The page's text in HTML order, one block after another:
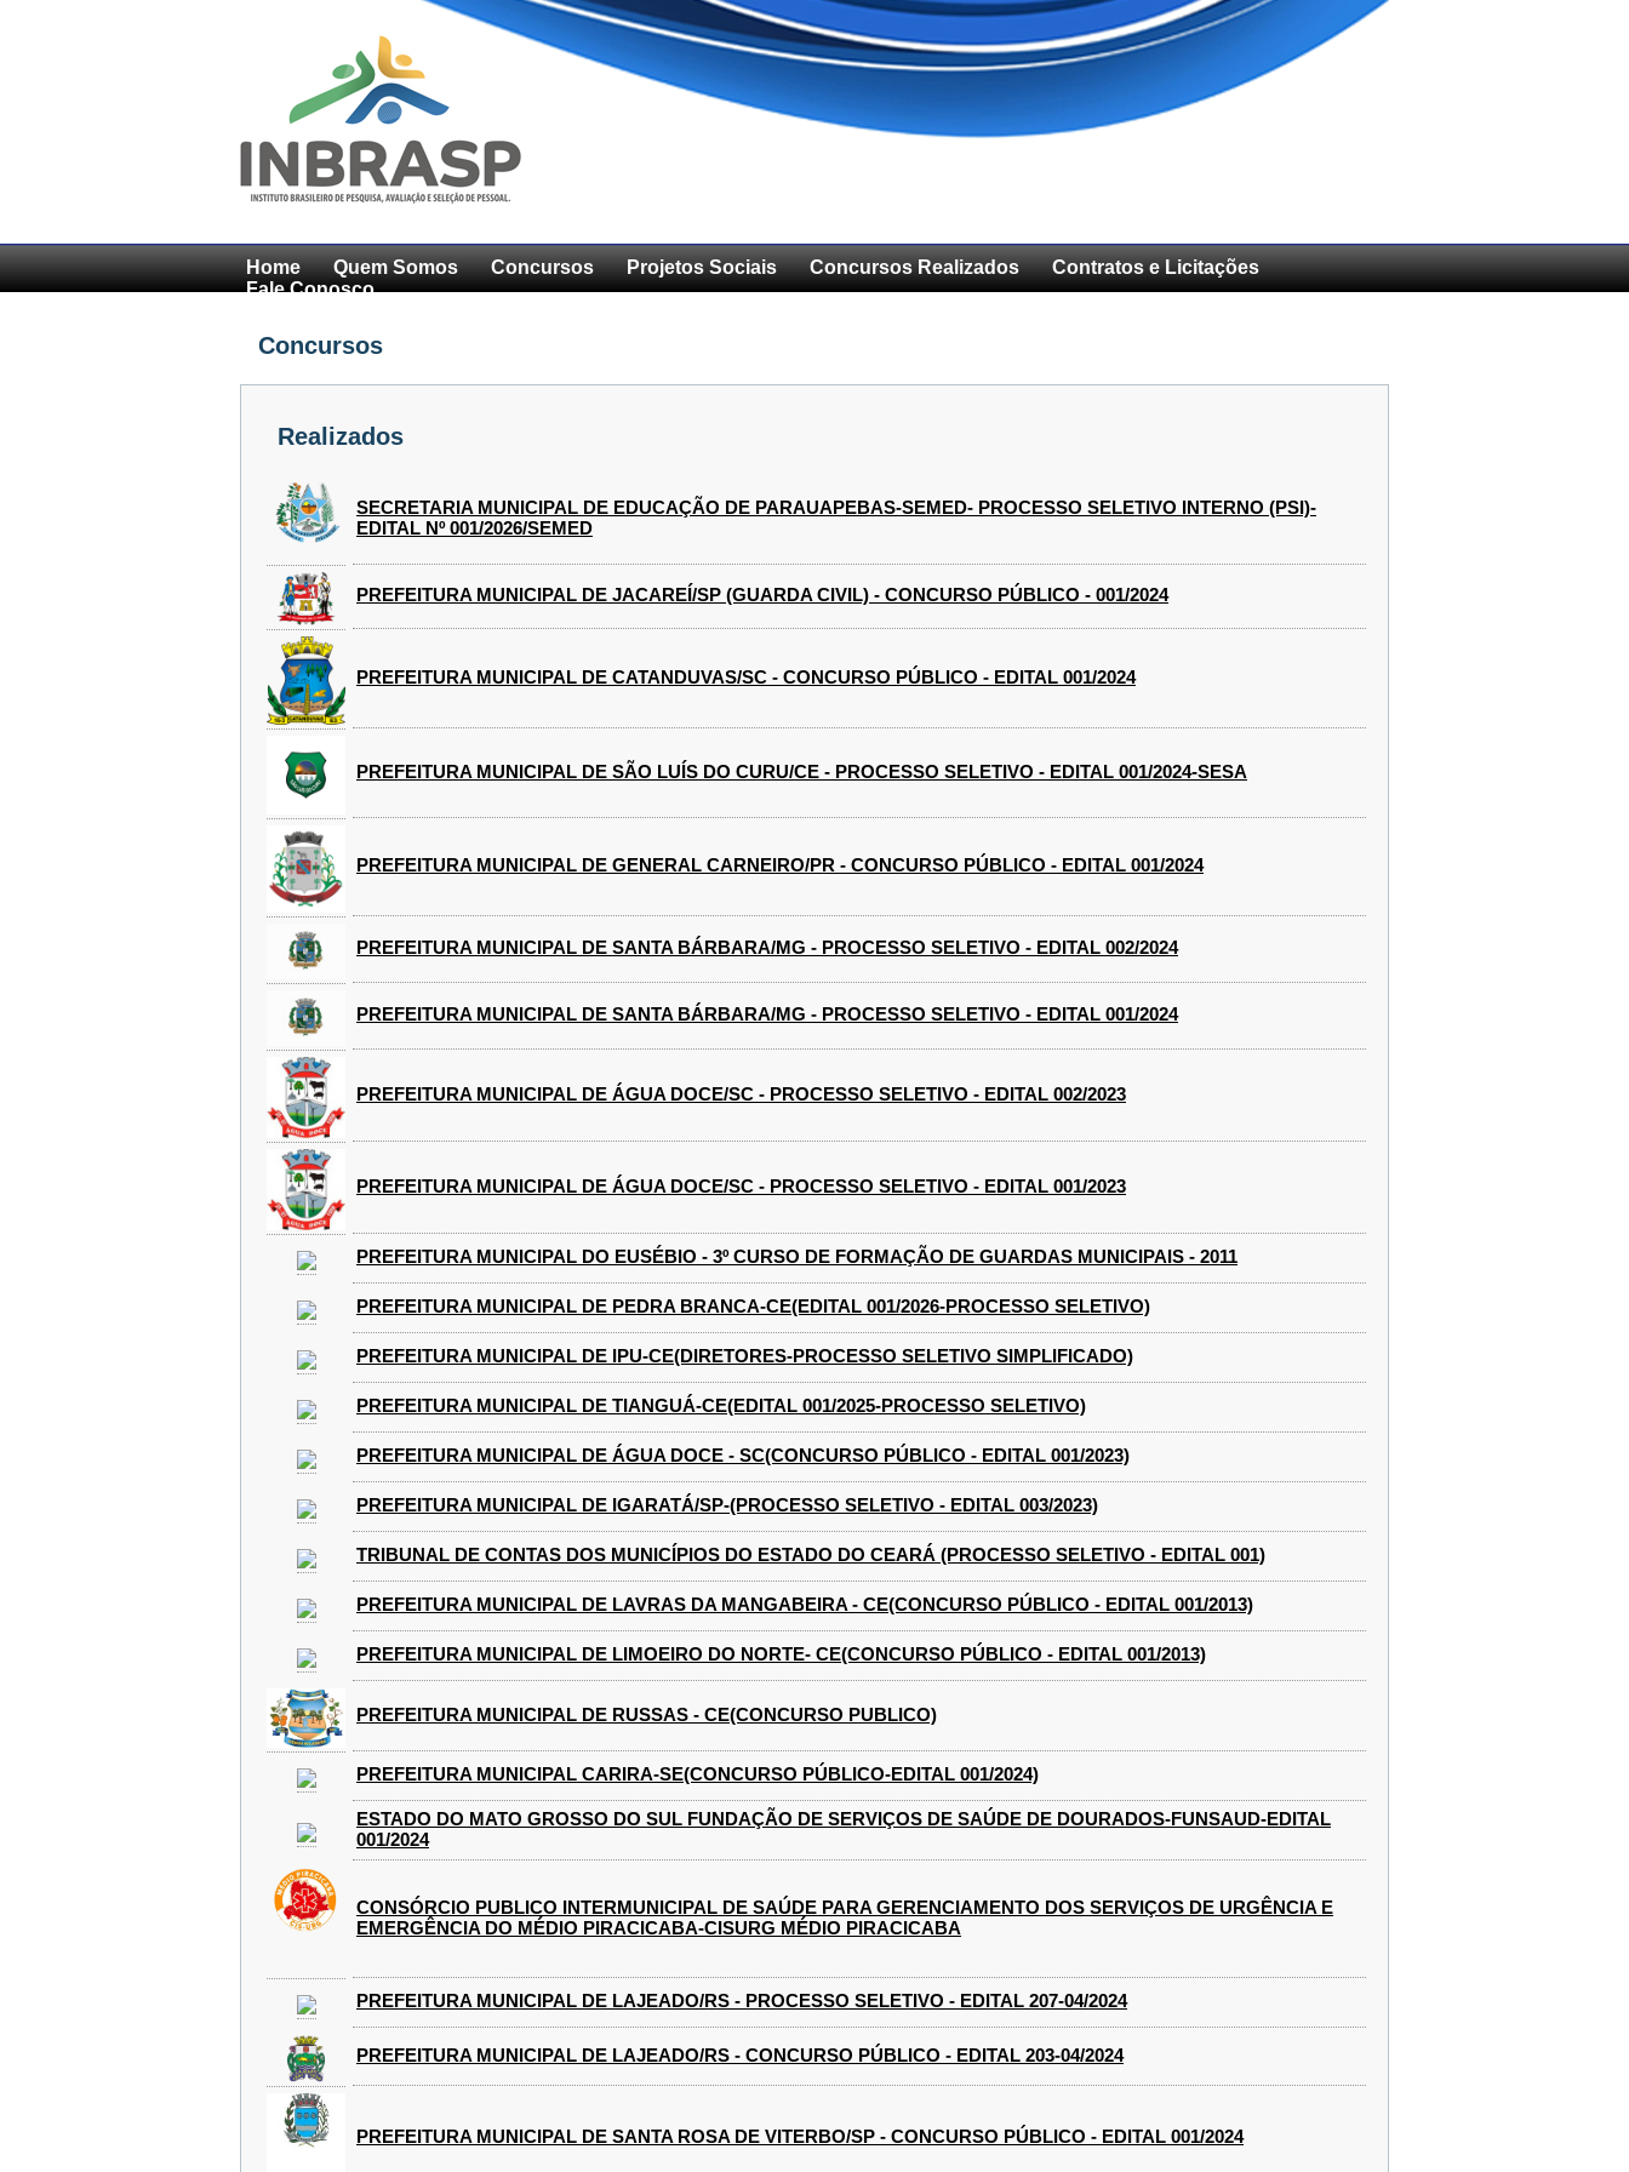
Home Quem Somos Concursos Projetos Sociais Concursos Realizados
Contratos e Licitações
Fale Conosco
Concursos
Realizados
SECRETARIA MUNICIPAL DE EDUCAÇÃO DE PARAUAPEBAS-SEMED- PROCESSO SELETIVO INTERNO (PSI)-
EDITAL Nº 001/2026/SEMED
PREFEITURA MUNICIPAL DE JACAREÍ/SP (GUARDA CIVIL) - CONCURSO PÚBLICO - 001/2024
PREFEITURA MUNICIPAL DE CATANDUVAS/SC - CONCURSO PÚBLICO - EDITAL 001/2024
PREFEITURA MUNICIPAL DE SÃO LUÍS DO CURU/CE - PROCESSO SELETIVO - EDITAL 001/2024-SESA
PREFEITURA MUNICIPAL DE GENERAL CARNEIRO/PR - CONCURSO PÚBLICO - EDITAL 001/2024
PREFEITURA MUNICIPAL DE SANTA BÁRBARA/MG - PROCESSO SELETIVO - EDITAL 002/2024
PREFEITURA MUNICIPAL DE SANTA BÁRBARA/MG - PROCESSO SELETIVO - EDITAL 001/2024
PREFEITURA MUNICIPAL DE ÁGUA DOCE/SC - PROCESSO SELETIVO - EDITAL 002/2023
PREFEITURA MUNICIPAL DE ÁGUA DOCE/SC - PROCESSO SELETIVO - EDITAL 001/2023
PREFEITURA MUNICIPAL DO EUSÉBIO - 3º CURSO DE FORMAÇÃO DE GUARDAS MUNICIPAIS - 2011
PREFEITURA MUNICIPAL DE PEDRA BRANCA-CE(EDITAL 001/2026-PROCESSO SELETIVO)
PREFEITURA MUNICIPAL DE IPU-CE(DIRETORES-PROCESSO SELETIVO SIMPLIFICADO)
PREFEITURA MUNICIPAL DE TIANGUÁ-CE(EDITAL 001/2025-PROCESSO SELETIVO)
PREFEITURA MUNICIPAL DE ÁGUA DOCE - SC(CONCURSO PÚBLICO - EDITAL 001/2023)
PREFEITURA MUNICIPAL DE IGARATÁ/SP-(PROCESSO SELETIVO - EDITAL 003/2023)
TRIBUNAL DE CONTAS DOS MUNICÍPIOS DO ESTADO DO CEARÁ (PROCESSO SELETIVO - EDITAL 001)
PREFEITURA MUNICIPAL DE LAVRAS DA MANGABEIRA - CE(CONCURSO PÚBLICO - EDITAL 001/2013)
PREFEITURA MUNICIPAL DE LIMOEIRO DO NORTE- CE(CONCURSO PÚBLICO - EDITAL 001/2013)
PREFEITURA MUNICIPAL DE RUSSAS - CE(CONCURSO PUBLICO)
PREFEITURA MUNICIPAL CARIRA-SE(CONCURSO PÚBLICO-EDITAL 001/2024)
ESTADO DO MATO GROSSO DO SUL FUNDAÇÃO DE SERVIÇOS DE SAÚDE DE DOURADOS-FUNSAUD-EDITAL
001/2024
CONSÓRCIO PUBLICO INTERMUNICIPAL DE SAÚDE PARA GERENCIAMENTO DOS SERVIÇOS DE URGÊNCIA E
EMERGÊNCIA DO MÉDIO PIRACICABA-CISURG MÉDIO PIRACICABA
PREFEITURA MUNICIPAL DE LAJEADO/RS - PROCESSO SELETIVO - EDITAL 207-04/2024
PREFEITURA MUNICIPAL DE LAJEADO/RS - CONCURSO PÚBLICO - EDITAL 203-04/2024
PREFEITURA MUNICIPAL DE SANTA ROSA DE VITERBO/SP - CONCURSO PÚBLICO - EDITAL 001/2024